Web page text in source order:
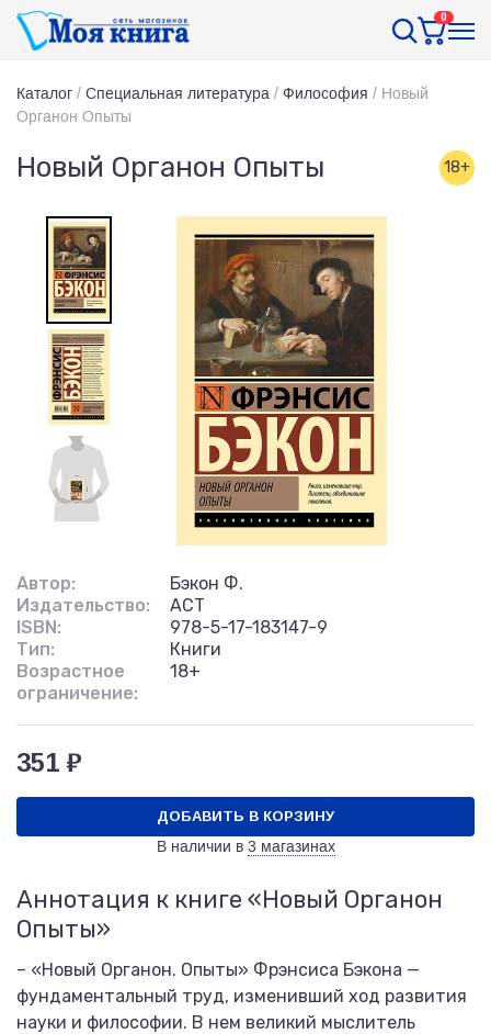
0
Каталог / Специальная литература / Философия / Новый
Органон Опыты
Новый Органон Опыты 18+
Автор:
Бэкон Ф.
Издательство:
АСТ
ISBN:
978-5-17-183147-9
Тип:
Книги
Возрастное
ограничение:
18+
351 ₽
ДОБАВИТЬ В КОРЗИНУ
В наличии в 3 магазинах
Аннотация к книге «Новый Органон
Опыты»
– «Новый Органон. Опыты» Фрэнсиса Бэкона —
фундаментальный труд, изменивший ход развития
науки и философии. В нем великий мыслитель